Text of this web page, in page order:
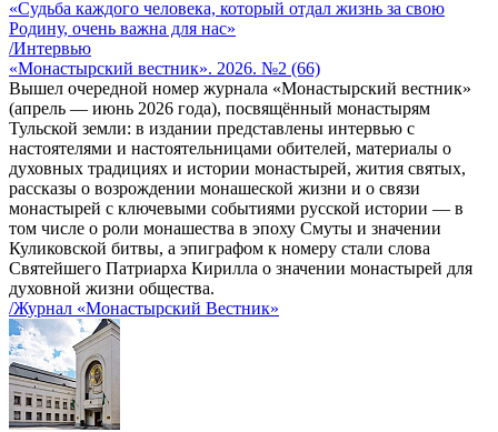
«Судьба каждого человека, который отдал жизнь за свою
Родину, очень важна для нас»
/Интервью
«Монастырский вестник». 2026. №2 (66)
Вышел очередной номер журнала «Монастырский вестник»
(апрель — июнь 2026 года), посвящённый монастырям
Тульской земли: в издании представлены интервью с
настоятелями и настоятельницами обителей, материалы о
духовных традициях и истории монастырей, жития святых,
рассказы о возрождении монашеской жизни и о связи
монастырей с ключевыми событиями русской истории — в
том числе о роли монашества в эпоху Смуты и значении
Куликовской битвы, а эпиграфом к номеру стали слова
Святейшего Патриарха Кирилла о значении монастырей для
духовной жизни общества.
/Журнал «Монастырский Вестник»